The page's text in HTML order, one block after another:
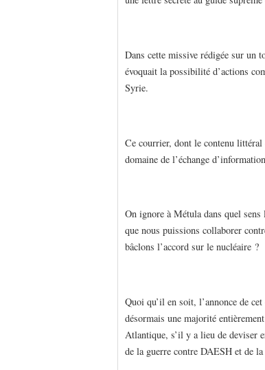
Dans cette missive rédigée sur un
évoquait la possibilité d’actions
Syrie.
Ce courrier, dont le contenu
domaine de l’échange
On ignore à Métula dans quel
que nous puissions collaborer
bâclons l’accord sur le nucléaire ?
Quoi qu’il en soit, l’annonce de
désormais une majorité
Atlantique, s’il y a lieu de deviser
de la guerre contre DAESH et de